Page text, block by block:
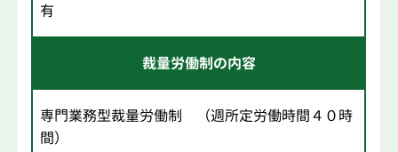
有
裁量労働制の内容
専門業務型裁量労働制 （週所定労働時間４０時
間）